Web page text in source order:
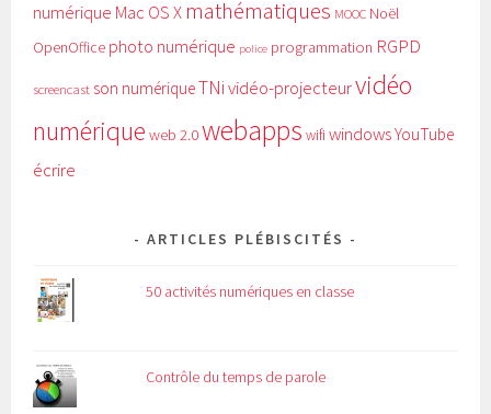
numérique Mac OS X mathématiques MOOC Noël
OpenOffice photo numérique police programmation RGPD
screencast son numériqueTNi vidéo-projecteurvidéo
numérique web 2.0webapps wifi windowsYouTube
écrire
ARTICLES PLÉBISCITÉS
50 activités numériques en classe
Contrôle du temps de parole